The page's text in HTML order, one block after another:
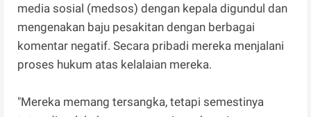
media sosial (medsos) dengan kepala digundul dan
mengenakan baju pesakitan dengan berbagai
komentar negatif. Secara pribadi mereka menjalani
proses hukum atas kelalaian mereka.
"Mereka memang tersangka, tetapi semestinya